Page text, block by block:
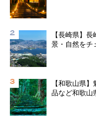
【長崎県】
景・自然をチ
【和歌山県
品など和歌山